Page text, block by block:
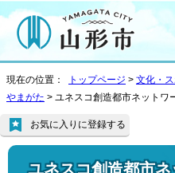
現在の位置： トップページ > 文化・
やまがた > ユネスコ創造都市ネットワ
ユネスコ創造都市
お気に入りに登録する